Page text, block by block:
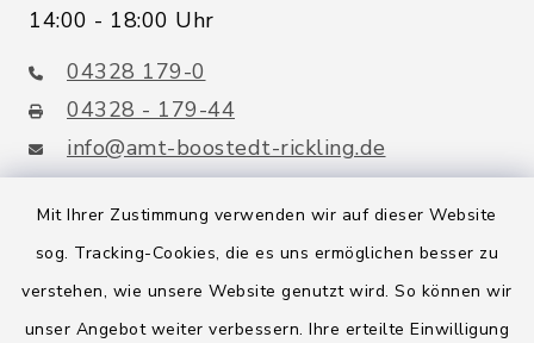
Mit Ihrer Zustimmung verwenden wir auf dieser Website
sog. Tracking-Cookies, die es uns ermöglichen besser zu
verstehen, wie unsere Website genutzt wird. So können wir
unser Angebot weiter verbessern. Ihre erteilte Einwilligung
14:00 - 18:00 Uhr
04328 179-0
04328 - 179-44
info@amt-boostedt-rickling.de
Quicklinks
Amt Boostedt-Rickling